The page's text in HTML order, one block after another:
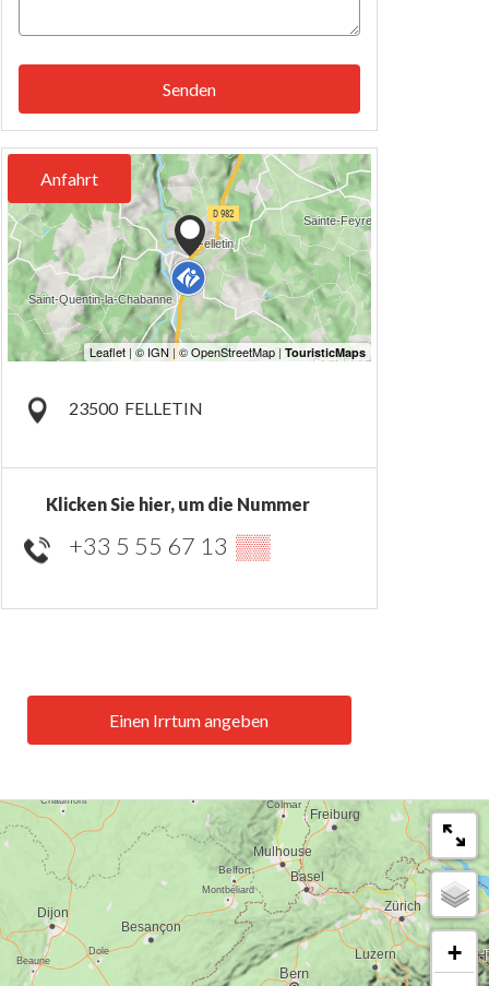
Senden
Anfahrt
23500 FELLETIN
Klicken Sie hier, um die Nummer
+33 5 55 67 13 ▒▒
Einen Irrtum angeben
+